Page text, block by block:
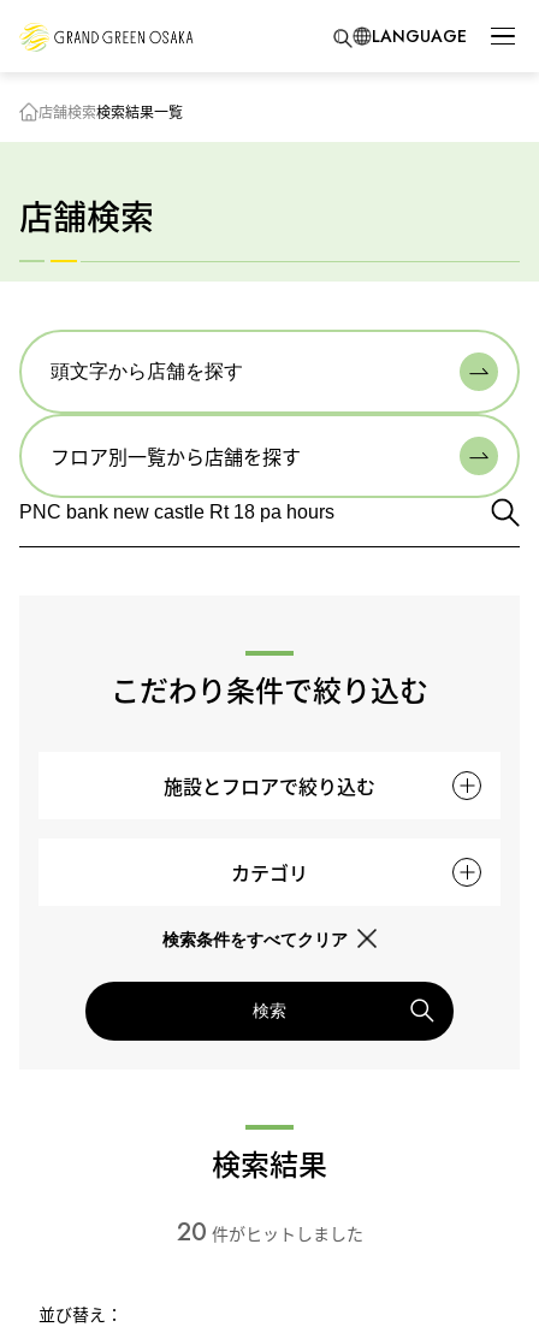
LANGUAGE
店舗検索検索結果一覧
店舗検索
頭文字から店舗を探す
フロア別一覧から店舗を探す
こだわり条件で絞り込む
施設とフロアで絞り込む
カテゴリ
検索条件をすべてクリア
検索
検索結果
20 件がヒットしました
並び替え：